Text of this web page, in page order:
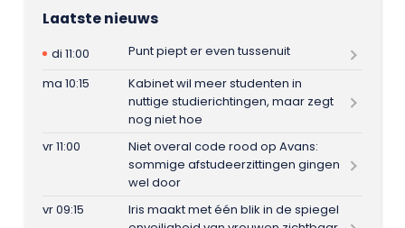
Laatste nieuws
di 11:00
Punt piept er even tussenuit
ma 10:15
Kabinet wil meer studenten in
nuttige studierichtingen, maar zegt
nog niet hoe
vr 11:00
Niet overal code rood op Avans:
sommige afstudeerzittingen gingen
wel door
vr 09:15
Iris maakt met één blik in de spiegel